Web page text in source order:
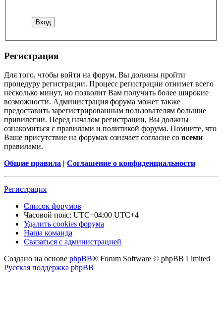
Регистрация
Для того, чтобы войти на форум, Вы должны пройти
процедуру регистрации. Процесс регистрации отнимет всего
несколько минут, но позволит Вам получить более широкие
возможности. Администрация форума может также
предоставить зарегистрированным пользователям большие
привилегии. Перед началом регистрации, Вы должны
ознакомиться с правилами и политикой форума. Помните, что
Ваше присутствие на форумах означает согласие со всеми
правилами.
Общие правила | Соглашение о конфиденциальности
Регистрация
Список форумов
Часовой пояс: UTC+04:00 UTC+4
Удалить cookies форума
Наша команда
Связаться с администрацией
Создано на основе phpBB® Forum Software © phpBB Limited
Русская поддержка phpBB